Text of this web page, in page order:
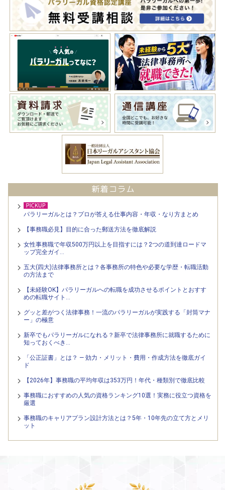
パラリーガルとは？プロが答える仕事内容・年収・なり方まとめ
【事務職必見】目的に合った郵送方法を徹底解説
女性事務職で年収500万円以上を目指すには？2つの道到達ロードマ
ップ完全ガイ…
五大(四大)法律事務所とは？各事務所の特色や必要な学歴・転職活動
の方法まで
【未経験OK】パラリーガルへの転職を成功させるポイントとおすす
めの転職サイト…
グッと差がつく法律事務！一流のパラリーガルが実践する「封筒マナ
ー」の極意
新卒でもパラリーガルになれる？新卒で法律事務所に就職するために
知っておくべき…
「公正証書」とは？ — 効力・メリット・費用・作成方法を徹底ガイ
ド
【2026年】事務職の平均年収は353万円！年代・種類別で徹底比較
事務職におすすめの人気の資格ランキング10選！実務に役立つ資格を
厳選
事務職のキャリアプラン設計方法とは？5年・10年先の立て方とメリ
ット